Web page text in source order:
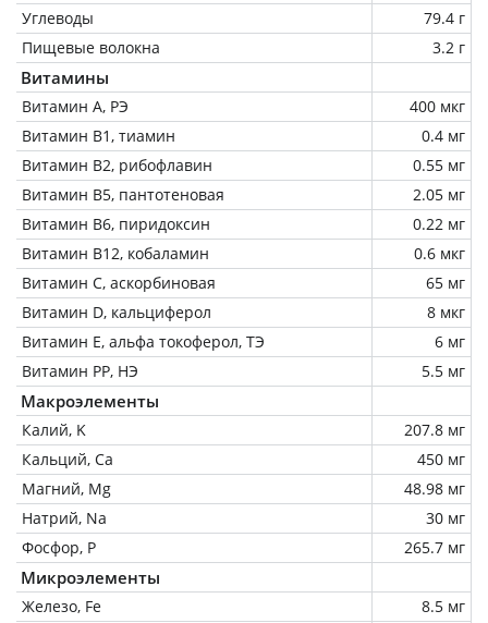
Углеводы
79.4 г
Пищевые волокна
3.2 г
Витамины
Витамин А, РЭ
400 мкг
Витамин В1, тиамин
0.4 мг
Витамин В2, рибофлавин
0.55 мг
Витамин В5, пантотеновая
2.05 мг
Витамин В6, пиридоксин
0.22 мг
Витамин В12, кобаламин
0.6 мкг
Витамин C, аскорбиновая
65 мг
Витамин D, кальциферол
8 мкг
Витамин Е, альфа токоферол, ТЭ
6 мг
Витамин РР, НЭ
5.5 мг
Макроэлементы
Калий, K
207.8 мг
Кальций, Ca
450 мг
Магний, Mg
48.98 мг
Натрий, Na
30 мг
Фосфор, P
265.7 мг
Микроэлементы
Железо, Fe
8.5 мг